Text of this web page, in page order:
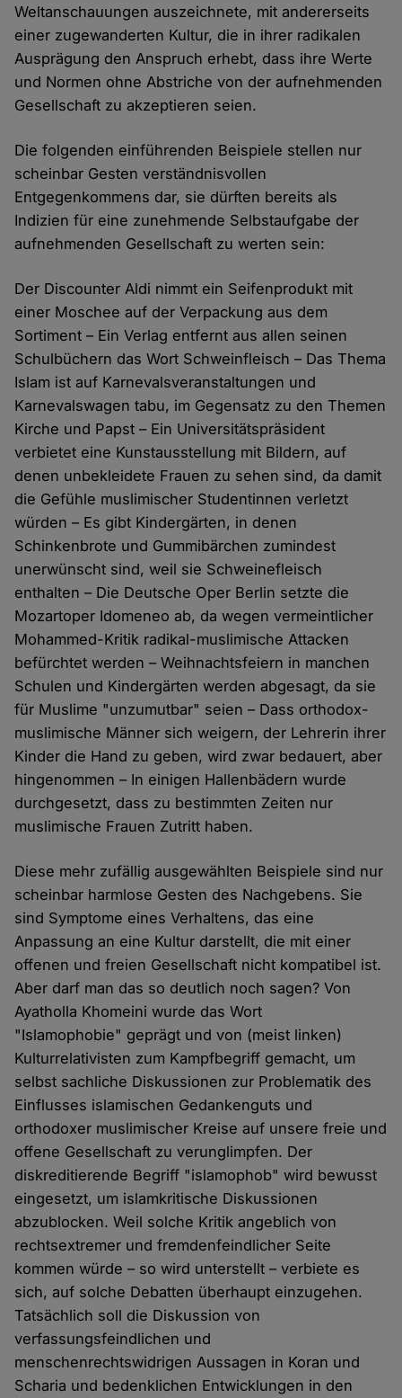
Weltanschauungen auszeichnete, mit andererseits
einer zugewanderten Kultur, die in ihrer radikalen
Ausprägung den Anspruch erhebt, dass ihre Werte
und Normen ohne Abstriche von der aufnehmenden
Gesellschaft zu akzeptieren seien.
Die folgenden einführenden Beispiele stellen nur
scheinbar Gesten verständnisvollen
Entgegenkommens dar, sie dürften bereits als
Indizien für eine zunehmende Selbstaufgabe der
aufnehmenden Gesellschaft zu werten sein:
Der Discounter Aldi nimmt ein Seifenprodukt mit
einer Moschee auf der Verpackung aus dem
Sortiment – Ein Verlag entfernt aus allen seinen
Schulbüchern das Wort Schweinfleisch – Das Thema
Islam ist auf Karnevalsveranstaltungen und
Karnevalswagen tabu, im Gegensatz zu den Themen
Kirche und Papst – Ein Universitätspräsident
verbietet eine Kunstausstellung mit Bildern, auf
denen unbekleidete Frauen zu sehen sind, da damit
die Gefühle muslimischer Studentinnen verletzt
würden – Es gibt Kindergärten, in denen
Schinkenbrote und Gummibärchen zumindest
unerwünscht sind, weil sie Schweinefleisch
enthalten – Die Deutsche Oper Berlin setzte die
Mozartoper Idomeneo ab, da wegen vermeintlicher
Mohammed-Kritik radikal-muslimische Attacken
befürchtet werden – Weihnachtsfeiern in manchen
Schulen und Kindergärten werden abgesagt, da sie
für Muslime "unzumutbar" seien – Dass orthodox-
muslimische Männer sich weigern, der Lehrerin ihrer
Kinder die Hand zu geben, wird zwar bedauert, aber
hingenommen – In einigen Hallenbädern wurde
durchgesetzt, dass zu bestimmten Zeiten nur
muslimische Frauen Zutritt haben.
Diese mehr zufällig ausgewählten Beispiele sind nur
scheinbar harmlose Gesten des Nachgebens. Sie
sind Symptome eines Verhaltens, das eine
Anpassung an eine Kultur darstellt, die mit einer
offenen und freien Gesellschaft nicht kompatibel ist.
Aber darf man das so deutlich noch sagen? Von
Ayatholla Khomeini wurde das Wort
"Islamophobie" geprägt und von (meist linken)
Kulturrelativisten zum Kampfbegriff gemacht, um
selbst sachliche Diskussionen zur Problematik des
Einflusses islamischen Gedankenguts und
orthodoxer muslimischer Kreise auf unsere freie und
offene Gesellschaft zu verunglimpfen. Der
diskreditierende Begriff "islamophob" wird bewusst
eingesetzt, um islamkritische Diskussionen
abzublocken. Weil solche Kritik angeblich von
rechtsextremer und fremdenfeindlicher Seite
kommen würde – so wird unterstellt – verbiete es
sich, auf solche Debatten überhaupt einzugehen.
Tatsächlich soll die Diskussion von
verfassungsfeindlichen und
menschenrechtswidrigen Aussagen in Koran und
Scharia und bedenklichen Entwicklungen in den